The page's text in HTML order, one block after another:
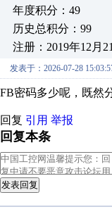
年度积分：49
历史总积分：99
注册：2019年12月
发表于：2026-07-28
FB密码多少呢，既然
回复 引用 举报
回复本条
发表回复